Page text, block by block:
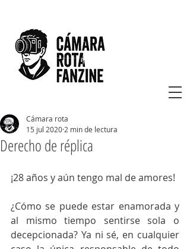
Derecho de réplica
Cámara rota
15 jul 2020 2 min de lectura
¡28 años y aún tengo mal de amores!
¿Cómo se puede estar enamorada y
al mismo tiempo sentirse sola o
decepcionada? Ya ni sé, en cualquier